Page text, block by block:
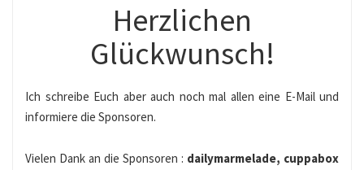
Herzlichen
Glückwunsch!
Ich schreibe Euch aber auch noch mal allen eine E-Mail und
informiere die Sponsoren.
Vielen Dank an die Sponsoren : dailymarmelade, cuppabox